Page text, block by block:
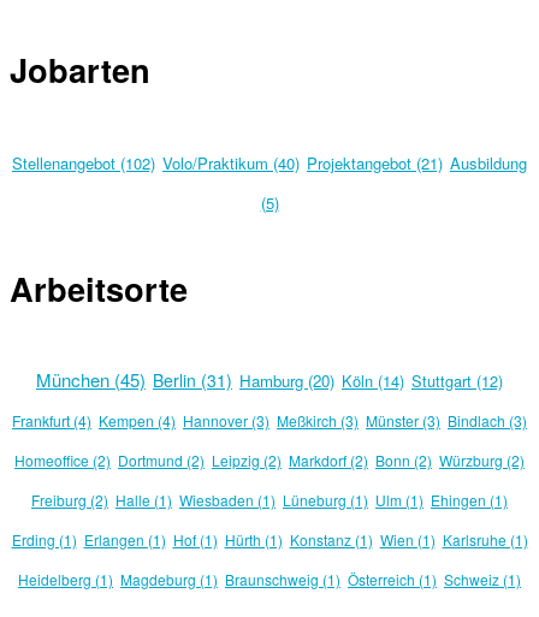
Jobarten
Stellenangebot (102) Volo/Praktikum (40) Projektangebot (21) Ausbildung
(5)
Arbeitsorte
München (45) Berlin (31) Hamburg (20) Köln (14) Stuttgart (12)
Frankfurt (4) Kempen (4) Hannover (3) Meßkirch (3) Münster (3) Bindlach (3)
Homeoffice (2) Dortmund (2) Leipzig (2) Markdorf (2) Bonn (2) Würzburg (2)
Freiburg (2) Halle (1) Wiesbaden (1) Lüneburg (1) Ulm (1) Ehingen (1)
Erding (1) Erlangen (1) Hof (1) Hürth (1) Konstanz (1) Wien (1) Karlsruhe (1)
Heidelberg (1) Magdeburg (1) Braunschweig (1) Österreich (1) Schweiz (1)